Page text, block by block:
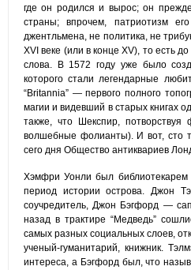
где он родился и вырос; он
страны; впрочем, патриотизм
джентльмена, не политика, не
XVI веке (или в конце XV), то есть
слова. В 1572 году уже было
которого стали легендарные
“Britannia” — первого полного
магии и видевший в старых книгах
также, что Шекспир,
волшебные фолианты). И вот, сто
сего дня Общество антиквариев
Хэмфри Уонли был библиотекарем
период истории острова. Джон
соучредитель, Джон Бэгфорд —
назад в трактире “Медведь”
самых разных социальных слоев,
ученый-гуманитарий, книжник.
интереса, а Бэгфорд был, что